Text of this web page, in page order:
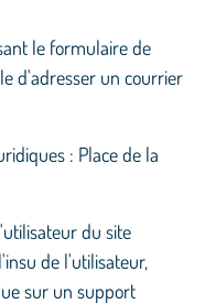
le formulaire de
d'adresser un courrier
: Place de la
du site
de l'utilisateur,
sur un support